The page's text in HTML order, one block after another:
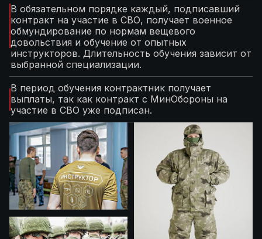
В обязательном порядке каждый, подписавший
контракт на участие в СВО, получает военное
обмундирование по нормам вещевого
довольствия и обучение от опытных
инструкторов. Длительность обучения зависит от
выбранной специализации.
В период обучения контрактник получает
выплаты, так как контракт с МинОбороны на
участие в СВО уже подписан.